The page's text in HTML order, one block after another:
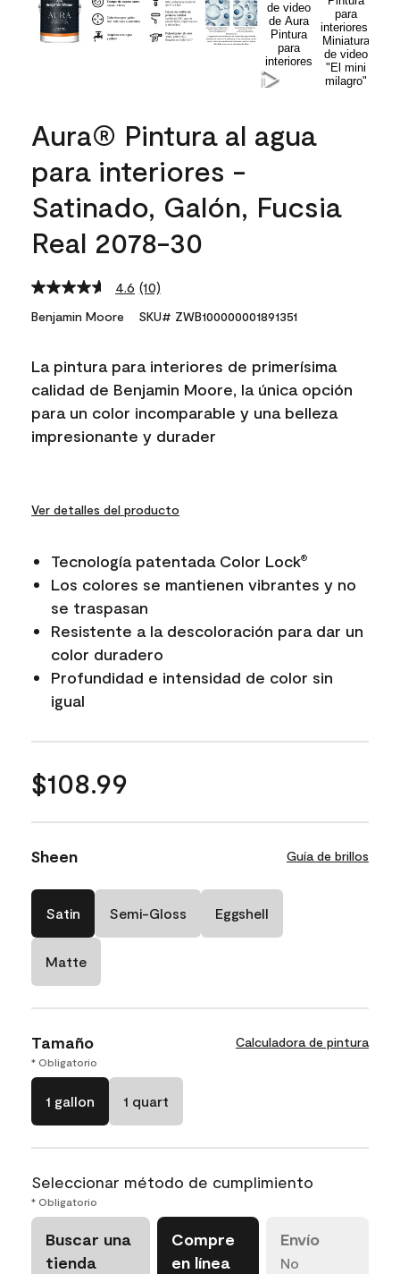
Aura® Pintura al agua
para interiores -
Satinado, Galón, Fucsia
Real 2078-30
4.6 Read
10
Reviews.
link.
(10)
Benjamin Moore SKU# ZWB100000001891351
La pintura para interiores de primerísima
calidad de Benjamin Moore, la única opción
para un color incomparable y una belleza
impresionante y durader
Ver detalles del producto
Tecnología patentada Color Lock®
Los colores se mantienen vibrantes y no
se traspasan
Resistente a la descoloración para dar un
color duradero
Profundidad e intensidad de color sin
igual
$108.99
Sheen Guía de brillos
Satin Semi-Gloss Eggshell
Matte
Tamaño Calculadora de pintura
* Obligatorio
1 gallon 1 quart
Seleccionar método de cumplimiento
* Obligatorio
Buscar una
tienda
Compre
en línea
Envío
No